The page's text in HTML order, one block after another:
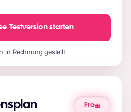
Testversion starten
in Rechnung gestellt
Pro